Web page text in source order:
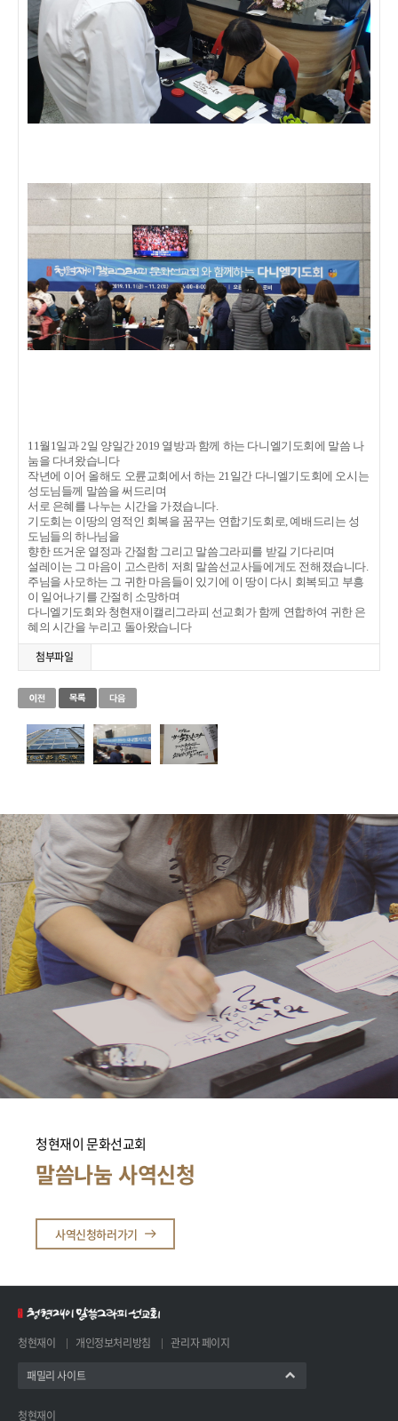
11월1일과 2일 양일간 2019 열방과 함께 하는 다니엘기도회에 말씀 나
눔을 다녀왔습니다
작년에 이어 올해도 오륜교회에서 하는 21일간 다니엘기도회에 오시는
성도님들께 말씀을 써드리며
서로 은혜를 나누는 시간을 가졌습니다.
기도회는 이땅의 영적인 회복을 꿈꾸는 연합기도회로, 예배드리는 성
도님들의 하나님을
향한 뜨거운 열정과 간절함 그리고 말씀그라피를 받길 기다리며
설레이는 그 마음이 고스란히 저희 말씀선교사들에게도 전해졌습니다.
주님을 사모하는 그 귀한 마음들이 있기에 이 땅이 다시 회복되고 부흥
이 일어나기를 간절히 소망하며
다니엘기도회와 청현재이캘리그라피 선교회가 함께 연합하여 귀한 은
혜의 시간을 누리고 돌아왔습니다
첨부파일
청현재이 문화선교회
말씀나눔 사역신청
사역신청하러가기
청현재이 개인정보처리방침 관리자 페이지
패밀리 사이트
청현재이